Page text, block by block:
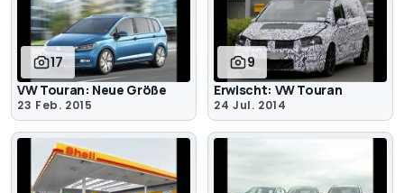
17
VW Touran: Neue Größe
23 Feb. 2015
9
Erwischt: VW Touran
24 Jul. 2014